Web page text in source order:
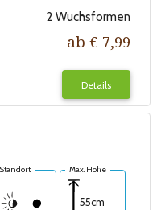
2 Wuchsformen
ab € 7,99
Details
Standort Max. Höhe
55cm